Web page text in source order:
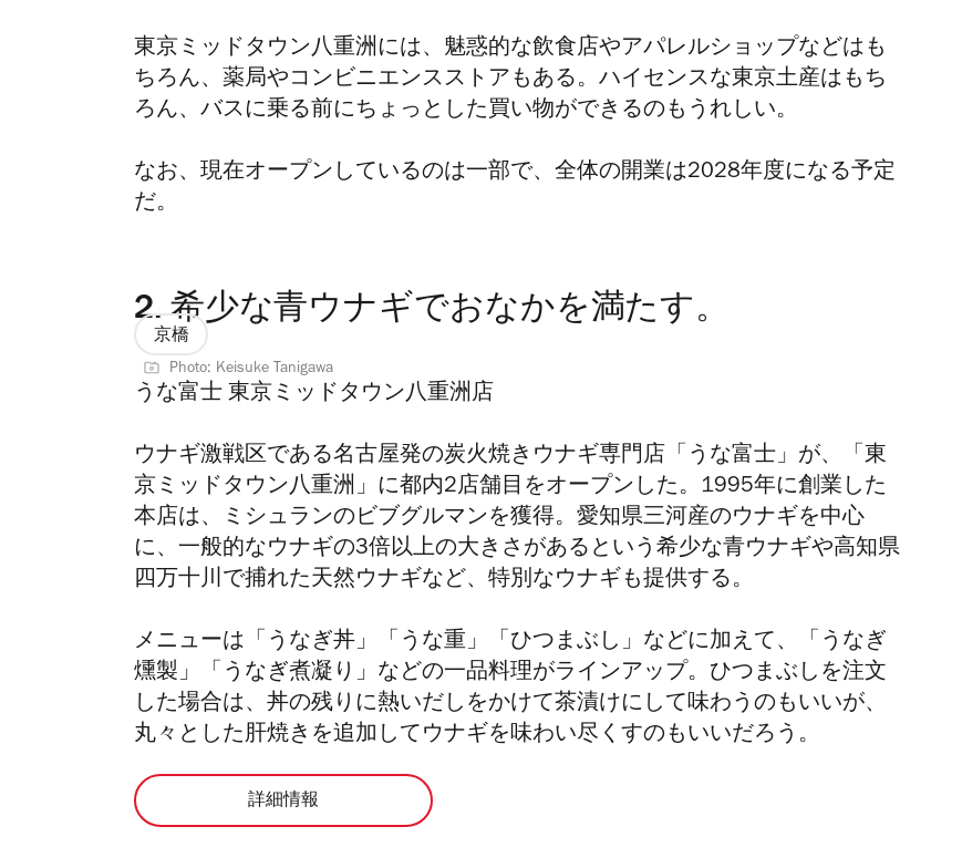
東京ミッドタウン八重洲には、魅惑的な飲食店やアパレルショップなどはも
ちろん、薬局やコンビニエンスストアもある。ハイセンスな東京土産はもち
ろん、バスに乗る前にちょっとした買い物ができるのもうれしい。
なお、現在オープンしているのは一部で、全体の開業は2028年度になる予定
だ。
2. 希少な青ウナギでおなかを満たす。
京橋
Photo: Keisuke Tanigawa
うな富士 東京ミッドタウン八重洲店
ウナギ激戦区である名古屋発の炭火焼きウナギ専門店「うな富士」が、「東
京ミッドタウン八重洲」に都内2店舗目をオープンした。1995年に創業した
本店は、ミシュランのビブグルマンを獲得。愛知県三河産のウナギを中心
に、一般的なウナギの3倍以上の大きさがあるという希少な青ウナギや高知県
四万十川で捕れた天然ウナギなど、特別なウナギも提供する。
メニューは「うなぎ丼」「うな重」「ひつまぶし」などに加えて、「うなぎ
燻製」「うなぎ煮凝り」などの一品料理がラインアップ。ひつまぶしを注文
した場合は、丼の残りに熱いだしをかけて茶漬けにして味わうのもいいが、
丸々とした肝焼きを追加してウナギを味わい尽くすのもいいだろう。
詳細情報